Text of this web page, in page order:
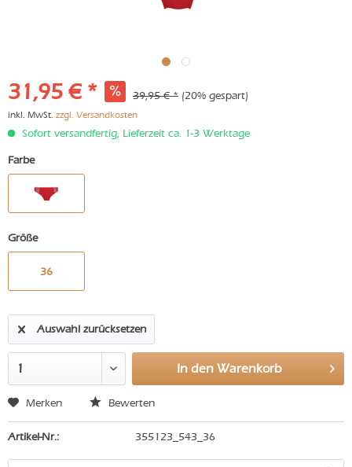
31,95 € * 39,95 € * (20% gespart)
inkl. MwSt. zzgl. Versandkosten
Sofort versandfertig, Lieferzeit ca. 1-3 Werktage
Farbe
Größe
36
Auswahl zurücksetzen
In den Warenkorb
Merken Bewerten
Artikel-Nr.: 355123_543_36